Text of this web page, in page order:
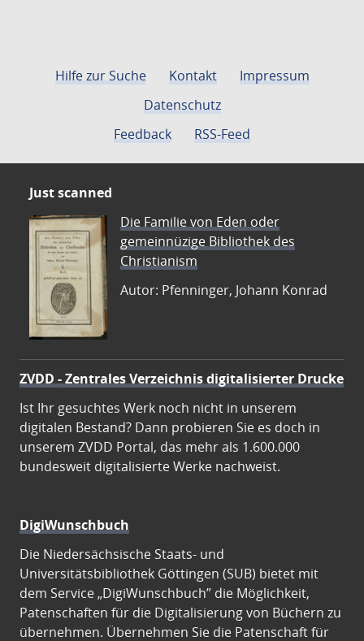
Hilfe zur Suche Kontakt
Impressum
Datenschutz
Feedback
RSS-Feed
Just scanned
Die Familie von Eden oder
gemeinnüzige Bibliothek des
Christianism
Autor: Pfenninger, Johann Konrad
ZVDD - Zentrales Verzeichnis digitalisierter Drucke
Ist Ihr gesuchtes Werk noch nicht in unserem
digitalen Bestand? Dann probieren Sie es doch in
unserem ZVDD Portal, das mehr als 1.600.000
bundesweit digitalisierte Werke nachweist.
DigiWunschbuch
Die Niedersächsische Staats- und
Universitätsbibliothek Göttingen (SUB) bietet mit
dem Service „DigiWunschbuch” die Möglichkeit,
Patenschaften für die Digitalisierung von Büchern zu
übernehmen. Übernehmen Sie die Patenschaft für